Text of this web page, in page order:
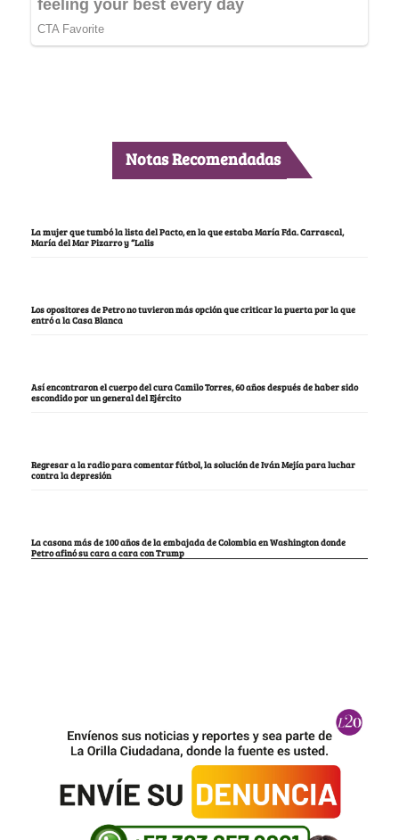
Notas Recomendadas
La mujer que tumbó la lista del Pacto, en la que estaba María Fda. Carrascal,
María del Mar Pizarro y “Lalis
Los opositores de Petro no tuvieron más opción que criticar la puerta por la que
entró a la Casa Blanca
Así encontraron el cuerpo del cura Camilo Torres, 60 años después de haber sido
escondido por un general del Ejército
Regresar a la radio para comentar fútbol, la solución de Iván Mejía para luchar
contra la depresión
La casona más de 100 años de la embajada de Colombia en Washington donde
Petro afinó su cara a cara con Trump